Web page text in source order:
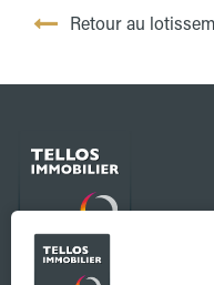
Retour au
Contact